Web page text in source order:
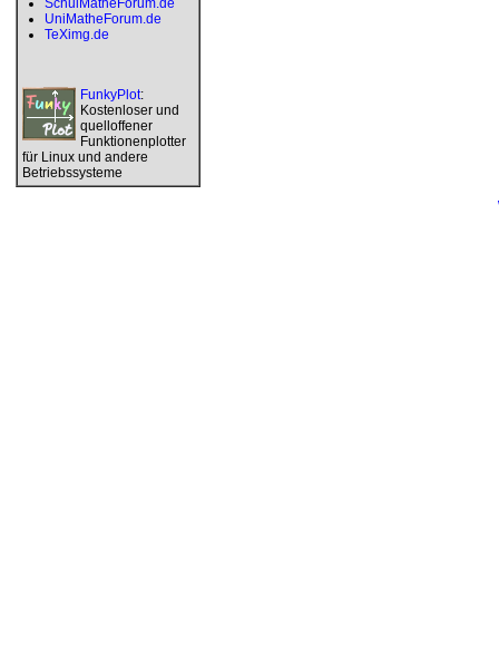
SchulMatheForum.de
UniMatheForum.de
TeXimg.de
FunkyPlot:
Kostenloser und
quelloffener
Funktionenplotter
für Linux und andere
Betriebssysteme